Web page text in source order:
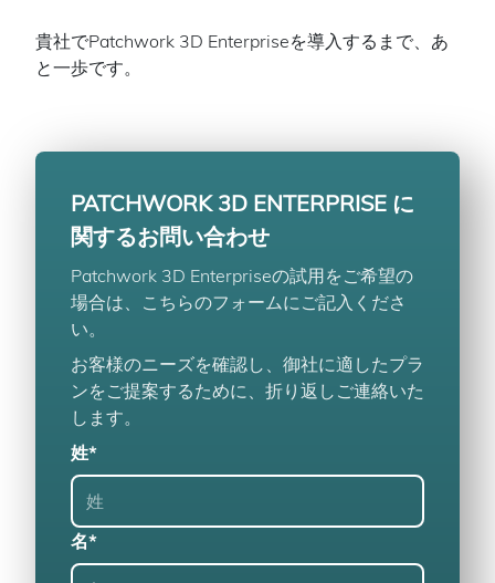
貴社でPatchwork 3D Enterpriseを導入するまで、あ
と一歩です。
PATCHWORK 3D ENTERPRISE に
関するお問い合わせ
Patchwork 3D Enterpriseの試用をご希望の
場合は、こちらのフォームにご記入くださ
い。
お客様のニーズを確認し、御社に適したプラ
ンをご提案するために、折り返しご連絡いた
します。
姓*
名*